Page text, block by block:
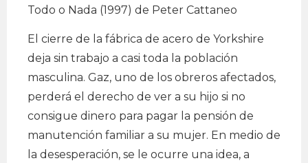
Todo o Nada (1997) de Peter Cattaneo
El cierre de la fábrica de acero de Yorkshire
deja sin trabajo a casi toda la población
masculina. Gaz, uno de los obreros afectados,
perderá el derecho de ver a su hijo si no
consigue dinero para pagar la pensión de
manutención familiar a su mujer. En medio de
la desesperación, se le ocurre una idea, a